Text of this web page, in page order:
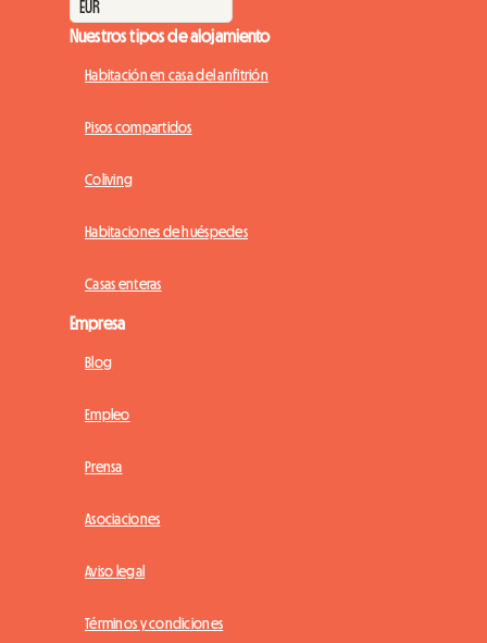
Nuestros tipos de alojamiento
Habitación en casa del anfitrión
Pisos compartidos
Coliving
Habitaciones de huéspedes
Casas enteras
Empresa
Blog
Empleo
Prensa
Asociaciones
Aviso legal
Términos y condiciones